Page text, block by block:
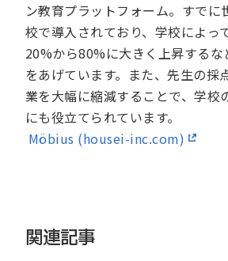
ン教育プラットフォーム。すでに
校で導入されており、学校によっ
20%から80%に大きく上昇するな
をあげています。また、先生の採
業を大幅に縮減することで、学校
にも役立てられています。
Möbius (housei-inc.com)
関連記事